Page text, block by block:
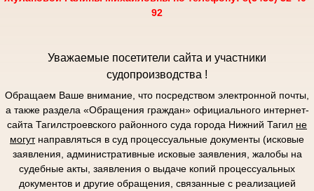
92
Уважаемые посетители сайта и участники
судопроизводства !
Обращаем Ваше внимание, что посредством электронной почты,
а также раздела «Обращения граждан» официального интернет-
сайта Тагилстроевского районного суда города Нижний Тагил не
могутнаправляться в суд процессуальные документы (исковые
заявления, административные исковые заявления, жалобы на
судебные акты, заявления о выдаче копий процессуальных
документов и другие обращения, связанные с реализацией